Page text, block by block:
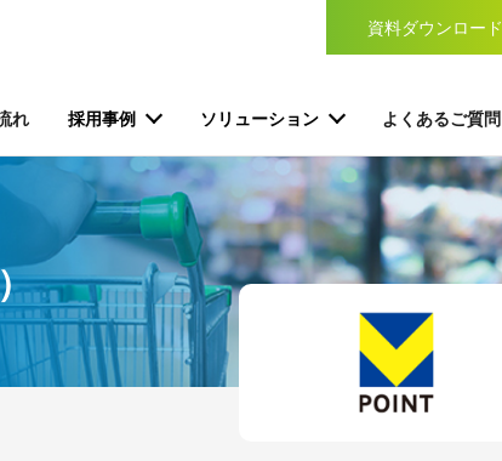
資料ダウンロード
れ 採用事例 ソリューション よくあるご質問